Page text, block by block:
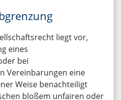
liegt vor,
eines
bei
Vereinbarungen eine
Weise benachteiligt
bloßem unfairen oder